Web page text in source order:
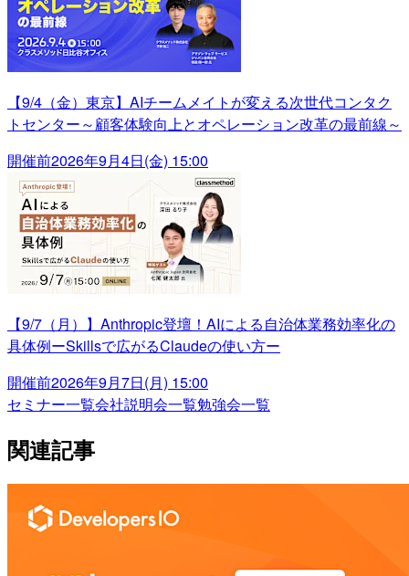
【9/4（金）東京】AIチームメイトが変える次世代コンタク
トセンター～顧客体験向上とオペレーション改革の最前線～
開催前2026年9月4日(金) 15:00
【9/7（月）】Anthropic登壇！AIによる自治体業務効率化の
具体例ーSkillsで広がるClaudeの使い方ー
開催前2026年9月7日(月) 15:00
セミナー一覧会社説明会一覧勉強会一覧
関連記事